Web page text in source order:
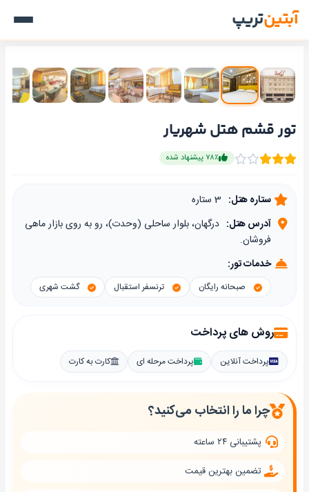
آبتینتریپ
تور قشم هتل شهریار
۷۸٪ پیشنهاد شده
ستاره هتل:
آدرس هتل: درگهان، بلوار ساحلی (وحدت)، رو به روی بازار ماهی
فروشان.
خدمات تور:
صبحانه رایگان ترنسفر استقبال گشت شهری
روش های پرداخت
پرداخت آنلاین پرداخت مرحله ای کارت به کارت
چرا ما را انتخاب می‌کنید؟
پشتیبانی ۲۴ ساعته
تضمین بهترین قیمت